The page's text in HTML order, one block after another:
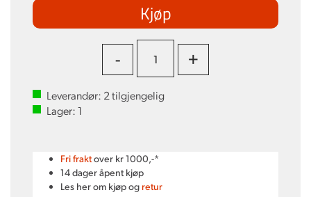
Kjøp
- +
Leverandør: 2tilgjengelig
Lager:1
Fri fraktover kr 1000,-*
14 dager åpent kjøp
Les her om kjøp og retur